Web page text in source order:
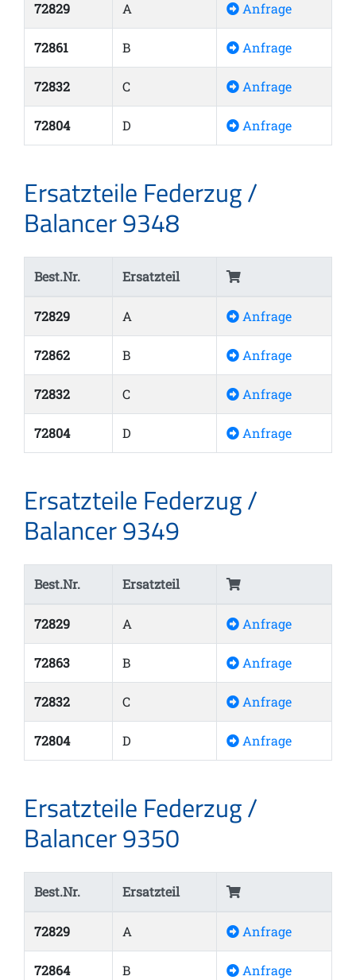
72829 A Anfrage
72861 B Anfrage
72832 C Anfrage
72804 D Anfrage
Ersatzteile Federzug /
Balancer 9348
Best.Nr. Ersatzteil
72829 A Anfrage
72862 B Anfrage
72832 C Anfrage
72804 D Anfrage
Ersatzteile Federzug /
Balancer 9349
Best.Nr. Ersatzteil
72829 A Anfrage
72863 B Anfrage
72832 C Anfrage
72804 D Anfrage
Ersatzteile Federzug /
Balancer 9350
Best.Nr. Ersatzteil
72829 A Anfrage
72864 B Anfrage